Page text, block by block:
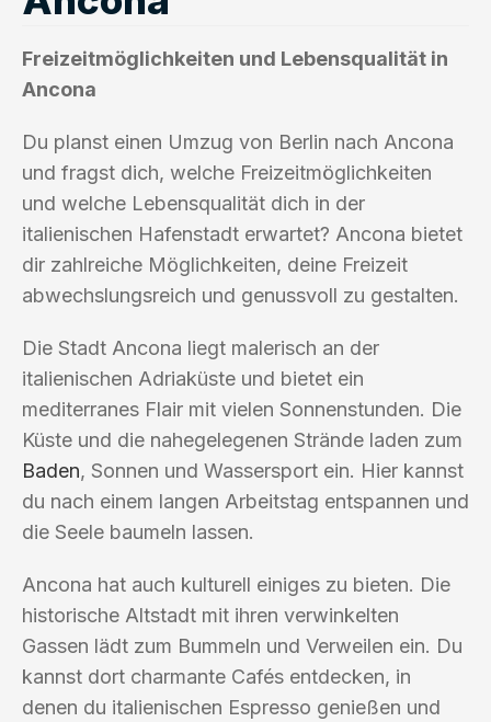
Freizeitmöglichkeiten und Lebensqualität in
Ancona
Du planst einen Umzug von Berlin nach Ancona
und fragst dich, welche Freizeitmöglichkeiten
und welche Lebensqualität dich in der
italienischen Hafenstadt erwartet? Ancona bietet
dir zahlreiche Möglichkeiten, deine Freizeit
abwechslungsreich und genussvoll zu gestalten.
Die Stadt Ancona liegt malerisch an der
italienischen Adriaküste und bietet ein
mediterranes Flair mit vielen Sonnenstunden. Die
Küste und die nahegelegenen Strände laden zum
Baden, Sonnen und Wassersport ein. Hier kannst
du nach einem langen Arbeitstag entspannen und
die Seele baumeln lassen.
Ancona hat auch kulturell einiges zu bieten. Die
historische Altstadt mit ihren verwinkelten
Gassen lädt zum Bummeln und Verweilen ein. Du
kannst dort charmante Cafés entdecken, in
denen du italienischen Espresso genießen und